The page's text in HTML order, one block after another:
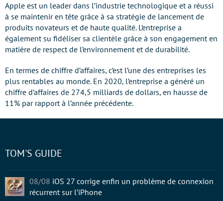
Apple est un leader dans l’industrie technologique et a réussi
à se maintenir en tête grâce à sa stratégie de lancement de
produits novateurs et de haute qualité. L’entreprise a
également su fidéliser sa clientèle grâce à son engagement en
matière de respect de l’environnement et de durabilité.
En termes de chiffre d’affaires, c’est l’une des entreprises les
plus rentables au monde. En 2020, l’entreprise a généré un
chiffre d’affaires de 274,5 milliards de dollars, en hausse de
11% par rapport à l’année précédente.
TOM'S GUIDE
08/08 iOS 27 corrige enfin un problème de connexion
récurrent sur l’iPhone